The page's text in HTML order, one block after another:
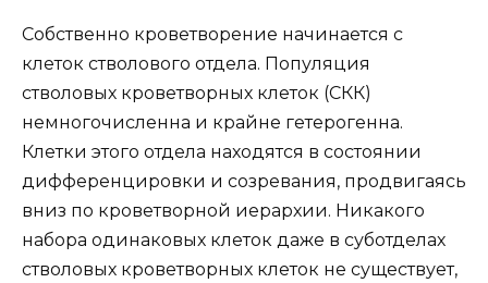
Собственно кроветворение начинается с
клеток стволового отдела. Популяция
стволовых кроветворных клеток (СКК)
немногочисленна и крайне гетерогенна.
Клетки этого отдела находятся в состоянии
дифференцировки и созревания, продвигаясь
вниз по кроветворной иерархии. Никакого
набора одинаковых клеток даже в суботделах
стволовых кроветворных клеток не существует,